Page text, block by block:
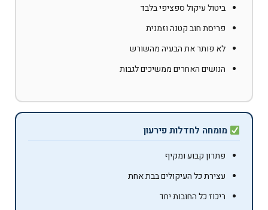
ביטול עיקול ספציפי בלבד
פריסת חוב קטנה וזמנית
לא פותר את הבעיה מהשורש
הנושים האחרים ממשיכים לגבות
מומחה לחדלות פירעון
פתרון קבוע ומקיף
עצירת כל העיקולים בבת אחת
ריכוז כל החובות יחד